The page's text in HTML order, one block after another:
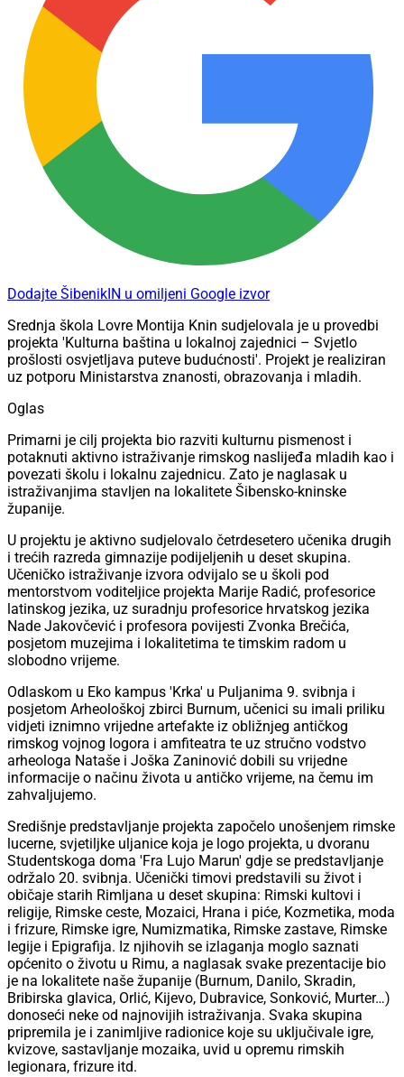
Dodajte ŠibenikIN u omiljeni Google izvor
Srednja škola Lovre Montija Knin sudjelovala je u provedbi
projekta 'Kulturna baština u lokalnoj zajednici – Svjetlo
prošlosti osvjetljava puteve budućnosti'. Projekt je realiziran
uz potporu Ministarstva znanosti, obrazovanja i mladih.
Oglas
Primarni je cilj projekta bio razviti kulturnu pismenost i
potaknuti aktivno istraživanje rimskog naslijeđa mladih kao i
povezati školu i lokalnu zajednicu. Zato je naglasak u
istraživanjima stavljen na lokalitete Šibensko-kninske
županije.
U projektu je aktivno sudjelovalo četrdesetero učenika drugih
i trećih razreda gimnazije podijeljenih u deset skupina.
Učeničko istraživanje izvora odvijalo se u školi pod
mentorstvom voditeljice projekta Marije Radić, profesorice
latinskog jezika, uz suradnju profesorice hrvatskog jezika
Nade Jakovčević i profesora povijesti Zvonka Brečića,
posjetom muzejima i lokalitetima te timskim radom u
slobodno vrijeme.
Odlaskom u Eko kampus 'Krka' u Puljanima 9. svibnja i
posjetom Arheološkoj zbirci Burnum, učenici su imali priliku
vidjeti iznimno vrijedne artefakte iz obližnjeg antičkog
rimskog vojnog logora i amfiteatra te uz stručno vodstvo
arheologa Nataše i Joška Zaninović dobili su vrijedne
informacije o načinu života u antičko vrijeme, na čemu im
zahvaljujemo.
Središnje predstavljanje projekta započelo unošenjem rimske
lucerne, svjetiljke uljanice koja je logo projekta, u dvoranu
Studentskoga doma 'Fra Lujo Marun' gdje se predstavljanje
održalo 20. svibnja. Učenički timovi predstavili su život i
običaje starih Rimljana u deset skupina: Rimski kultovi i
religije, Rimske ceste, Mozaici, Hrana i piće, Kozmetika, moda
i frizure, Rimske igre, Numizmatika, Rimske zastave, Rimske
legije i Epigrafija. Iz njihovih se izlaganja moglo saznati
općenito o životu u Rimu, a naglasak svake prezentacije bio
je na lokalitete naše županije (Burnum, Danilo, Skradin,
Bribirska glavica, Orlić, Kijevo, Dubravice, Sonković, Murter…)
donoseći neke od najnovijih istraživanja. Svaka skupina
pripremila je i zanimljive radionice koje su uključivale igre,
kvizove, sastavljanje mozaika, uvid u opremu rimskih
legionara, frizure itd.